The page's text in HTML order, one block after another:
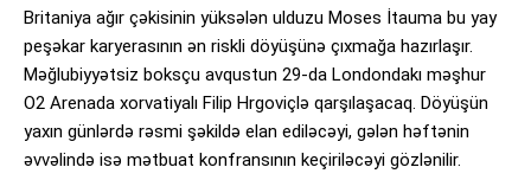
Britaniya ağır çəkisinin yüksələn ulduzu Moses İtauma bu yay
peşəkar karyerasının ən riskli döyüşünə çıxmağa hazırlaşır.
Məğlubiyyətsiz boksçu avqustun 29-da Londondakı məşhur
O2 Arenada xorvatiyalı Filip Hrgoviçlə qarşılaşacaq. Döyüşün
yaxın günlərdə rəsmi şəkildə elan ediləcəyi, gələn həftənin
əvvəlində isə mətbuat konfransının keçiriləcəyi gözlənilir.